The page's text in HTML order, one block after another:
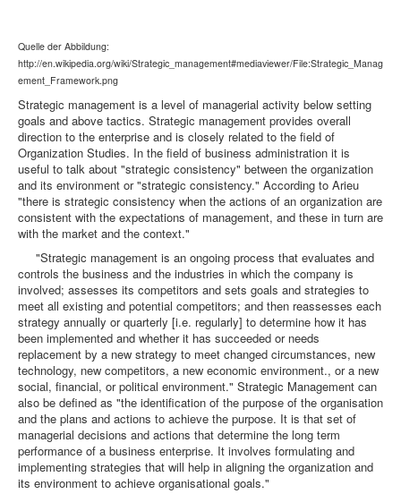
Quelle der Abbildung:
http://en.wikipedia.org/wiki/Strategic_management#mediaviewer/File:Strategic_Manag
ement_Framework.png
Strategic management is a level of managerial activity below setting
goals and above tactics. Strategic management provides overall
direction to the enterprise and is closely related to the field of
Organization Studies. In the field of business administration it is
useful to talk about "strategic consistency" between the organization
and its environment or "strategic consistency." According to Arieu
"there is strategic consistency when the actions of an organization are
consistent with the expectations of management, and these in turn are
with the market and the context."
"Strategic management is an ongoing process that evaluates and
controls the business and the industries in which the company is
involved; assesses its competitors and sets goals and strategies to
meet all existing and potential competitors; and then reassesses each
strategy annually or quarterly [i.e. regularly] to determine how it has
been implemented and whether it has succeeded or needs
replacement by a new strategy to meet changed circumstances, new
technology, new competitors, a new economic environment., or a new
social, financial, or political environment." Strategic Management can
also be defined as "the identification of the purpose of the organisation
and the plans and actions to achieve the purpose. It is that set of
managerial decisions and actions that determine the long term
performance of a business enterprise. It involves formulating and
implementing strategies that will help in aligning the organization and
its environment to achieve organisational goals."